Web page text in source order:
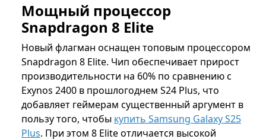
Мощный процессор
Snapdragon 8 Elite
Новый флагман оснащен топовым процессором
Snapdragon 8 Elite. Чип обеспечивает прирост
производительности на 60% по сравнению с
Exynos 2400 в прошлогоднем S24 Plus, что
добавляет геймерам существенный аргумент в
пользу того, чтобы купить Samsung Galaxy S25
Plus. При этом 8 Elite отличается высокой